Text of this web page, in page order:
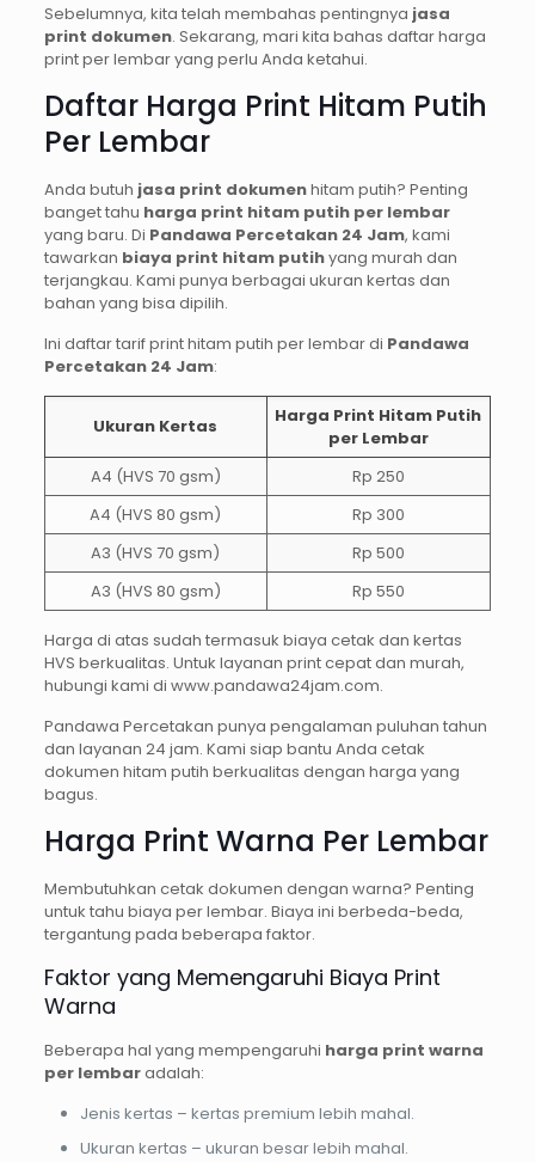
Sebelumnya, kita telah membahas pentingnya jasa
print dokumen. Sekarang, mari kita bahas daftar harga
print per lembar yang perlu Anda ketahui.
Daftar Harga Print Hitam Putih
Per Lembar
Anda butuh jasa print dokumenhitam putih? Penting
banget tahu harga print hitam putih per lembar
yang baru. Di Pandawa Percetakan 24 Jam, kami
tawarkan biaya print hitam putihyang murah dan
terjangkau. Kami punya berbagai ukuran kertas dan
bahan yang bisa dipilih.
Ini daftar tarif print hitam putih per lembar di Pandawa
Percetakan 24 Jam:
Ukuran Kertas
Harga Print Hitam Putih
per Lembar
A4 (HVS 70 gsm)
Rp 250
A4 (HVS 80 gsm)
Rp 300
A3 (HVS 70 gsm)
Rp 500
A3 (HVS 80 gsm)
Rp 550
Harga di atas sudah termasuk biaya cetak dan kertas
HVS berkualitas. Untuk layanan print cepat dan murah,
hubungi kami di www.pandawa24jam.com.
Pandawa Percetakan punya pengalaman puluhan tahun
dan layanan 24 jam. Kami siap bantu Anda cetak
dokumen hitam putih berkualitas dengan harga yang
bagus.
Harga Print Warna Per Lembar
Membutuhkan cetak dokumen dengan warna? Penting
untuk tahu biaya per lembar. Biaya ini berbeda-beda,
tergantung pada beberapa faktor.
Faktor yang Memengaruhi Biaya Print
Warna
Beberapa hal yang mempengaruhi harga print warna
per lembaradalah:
Jenis kertas – kertas premium lebih mahal.
Ukuran kertas – ukuran besar lebih mahal.